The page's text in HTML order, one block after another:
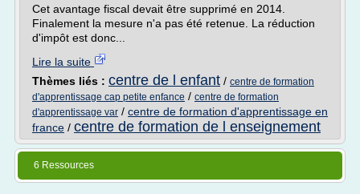
Cet avantage fiscal devait être supprimé en 2014.
Finalement la mesure n'a pas été retenue. La réduction
d'impôt est donc...
Lire la suite
Thèmes liés : centre de l enfant / centre de formation
d'apprentissage cap petite enfance / centre de formation
d'apprentissage var / centre de formation d'apprentissage en
france / centre de formation de l enseignement
6 Ressources